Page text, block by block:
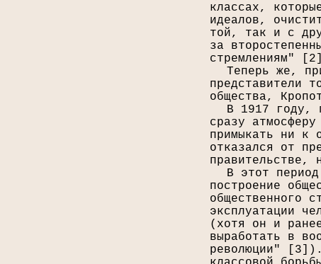
классах,
идеалов,
той, так и с
за
стремлениям" [ 2
Теперь же,
представители
общества,
В 1917 году,
сразу
примыкать ни к
отказался от
правительстве,
В этот
построение
общественного
эксплуатации
(хотя он и
выработать в
революции" [ 3